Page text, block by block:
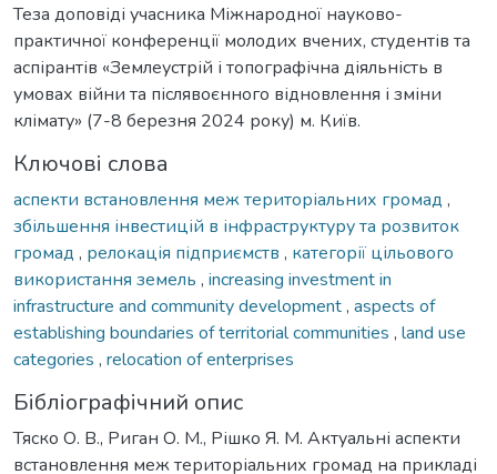
Теза доповіді учасника Міжнародної науково-
практичної конференції молодих вчених, студентів та
аспірантів «Землеустрій і топографічна діяльність в
умовах війни та післявоєнного відновлення і зміни
клімату» (7-8 березня 2024 року) м. Київ.
Ключові слова
аспекти встановлення меж територіальних громад ,
збільшення інвестицій в інфраструктуру та розвиток
громад , релокація підприємств , категорії цільового
використання земель , increasing investment in
infrastructure and community development, aspects of
establishing boundaries of territorial communities , land use
categories , relocation of enterprises
Бібліографічний опис
Тяско О. В., Риган О. М., Рішко Я. М. Актуальні аспекти
встановлення меж територіальних громад на прикладі